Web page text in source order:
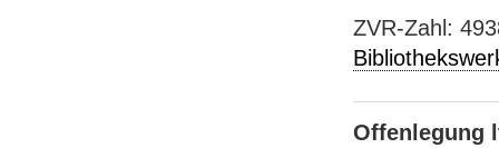
ZVR-Zahl:
Offenlegung